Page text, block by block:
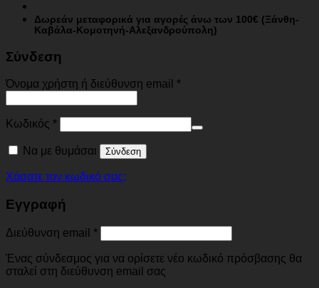
Δωρεάν μεταφορικά για αγορές άνω των 100€ (Ξάνθη-
Καβάλα-Κομοτηνή-Αλεξανδρούπολη)
Σύνδεση
Όνομα χρήστη ή διεύθυνση email *
Κωδικός *
Να με θυμάσαι Σύνδεση
Χάσατε τον κωδικό σας;
Εγγραφή
Διεύθυνση email *
Ένας σύνδεσμος για να ορίσετε νέο κωδικό πρόσβασης θα
σταλεί στη διεύθυνση email σας